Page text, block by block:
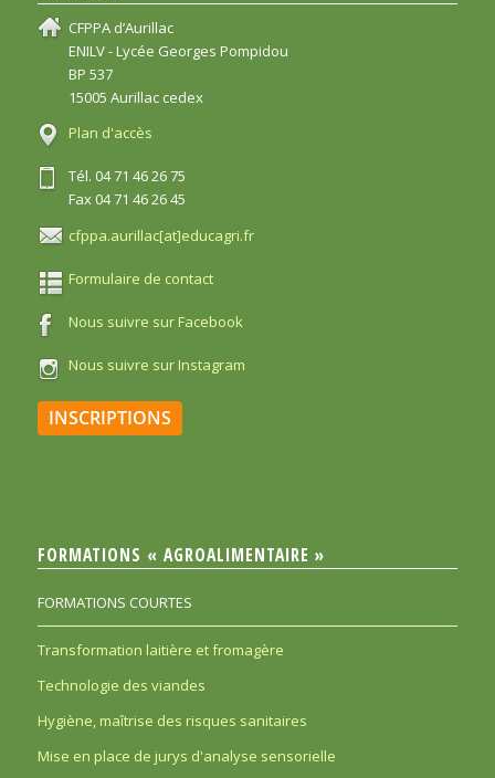
CFPPA d’Aurillac
ENILV - Lycée Georges Pompidou
BP 537
15005 Aurillac cedex
Plan d'accès
Tél. 04 71 46 26 75
Fax 04 71 46 26 45
cfppa.aurillac[at]educagri.fr
Formulaire de contact
Nous suivre sur Facebook
Nous suivre sur Instagram
INSCRIPTIONS
FORMATIONS « AGROALIMENTAIRE »
FORMATIONS COURTES
Transformation laitière et fromagère
Technologie des viandes
Hygiène, maîtrise des risques sanitaires
Mise en place de jurys d'analyse sensorielle